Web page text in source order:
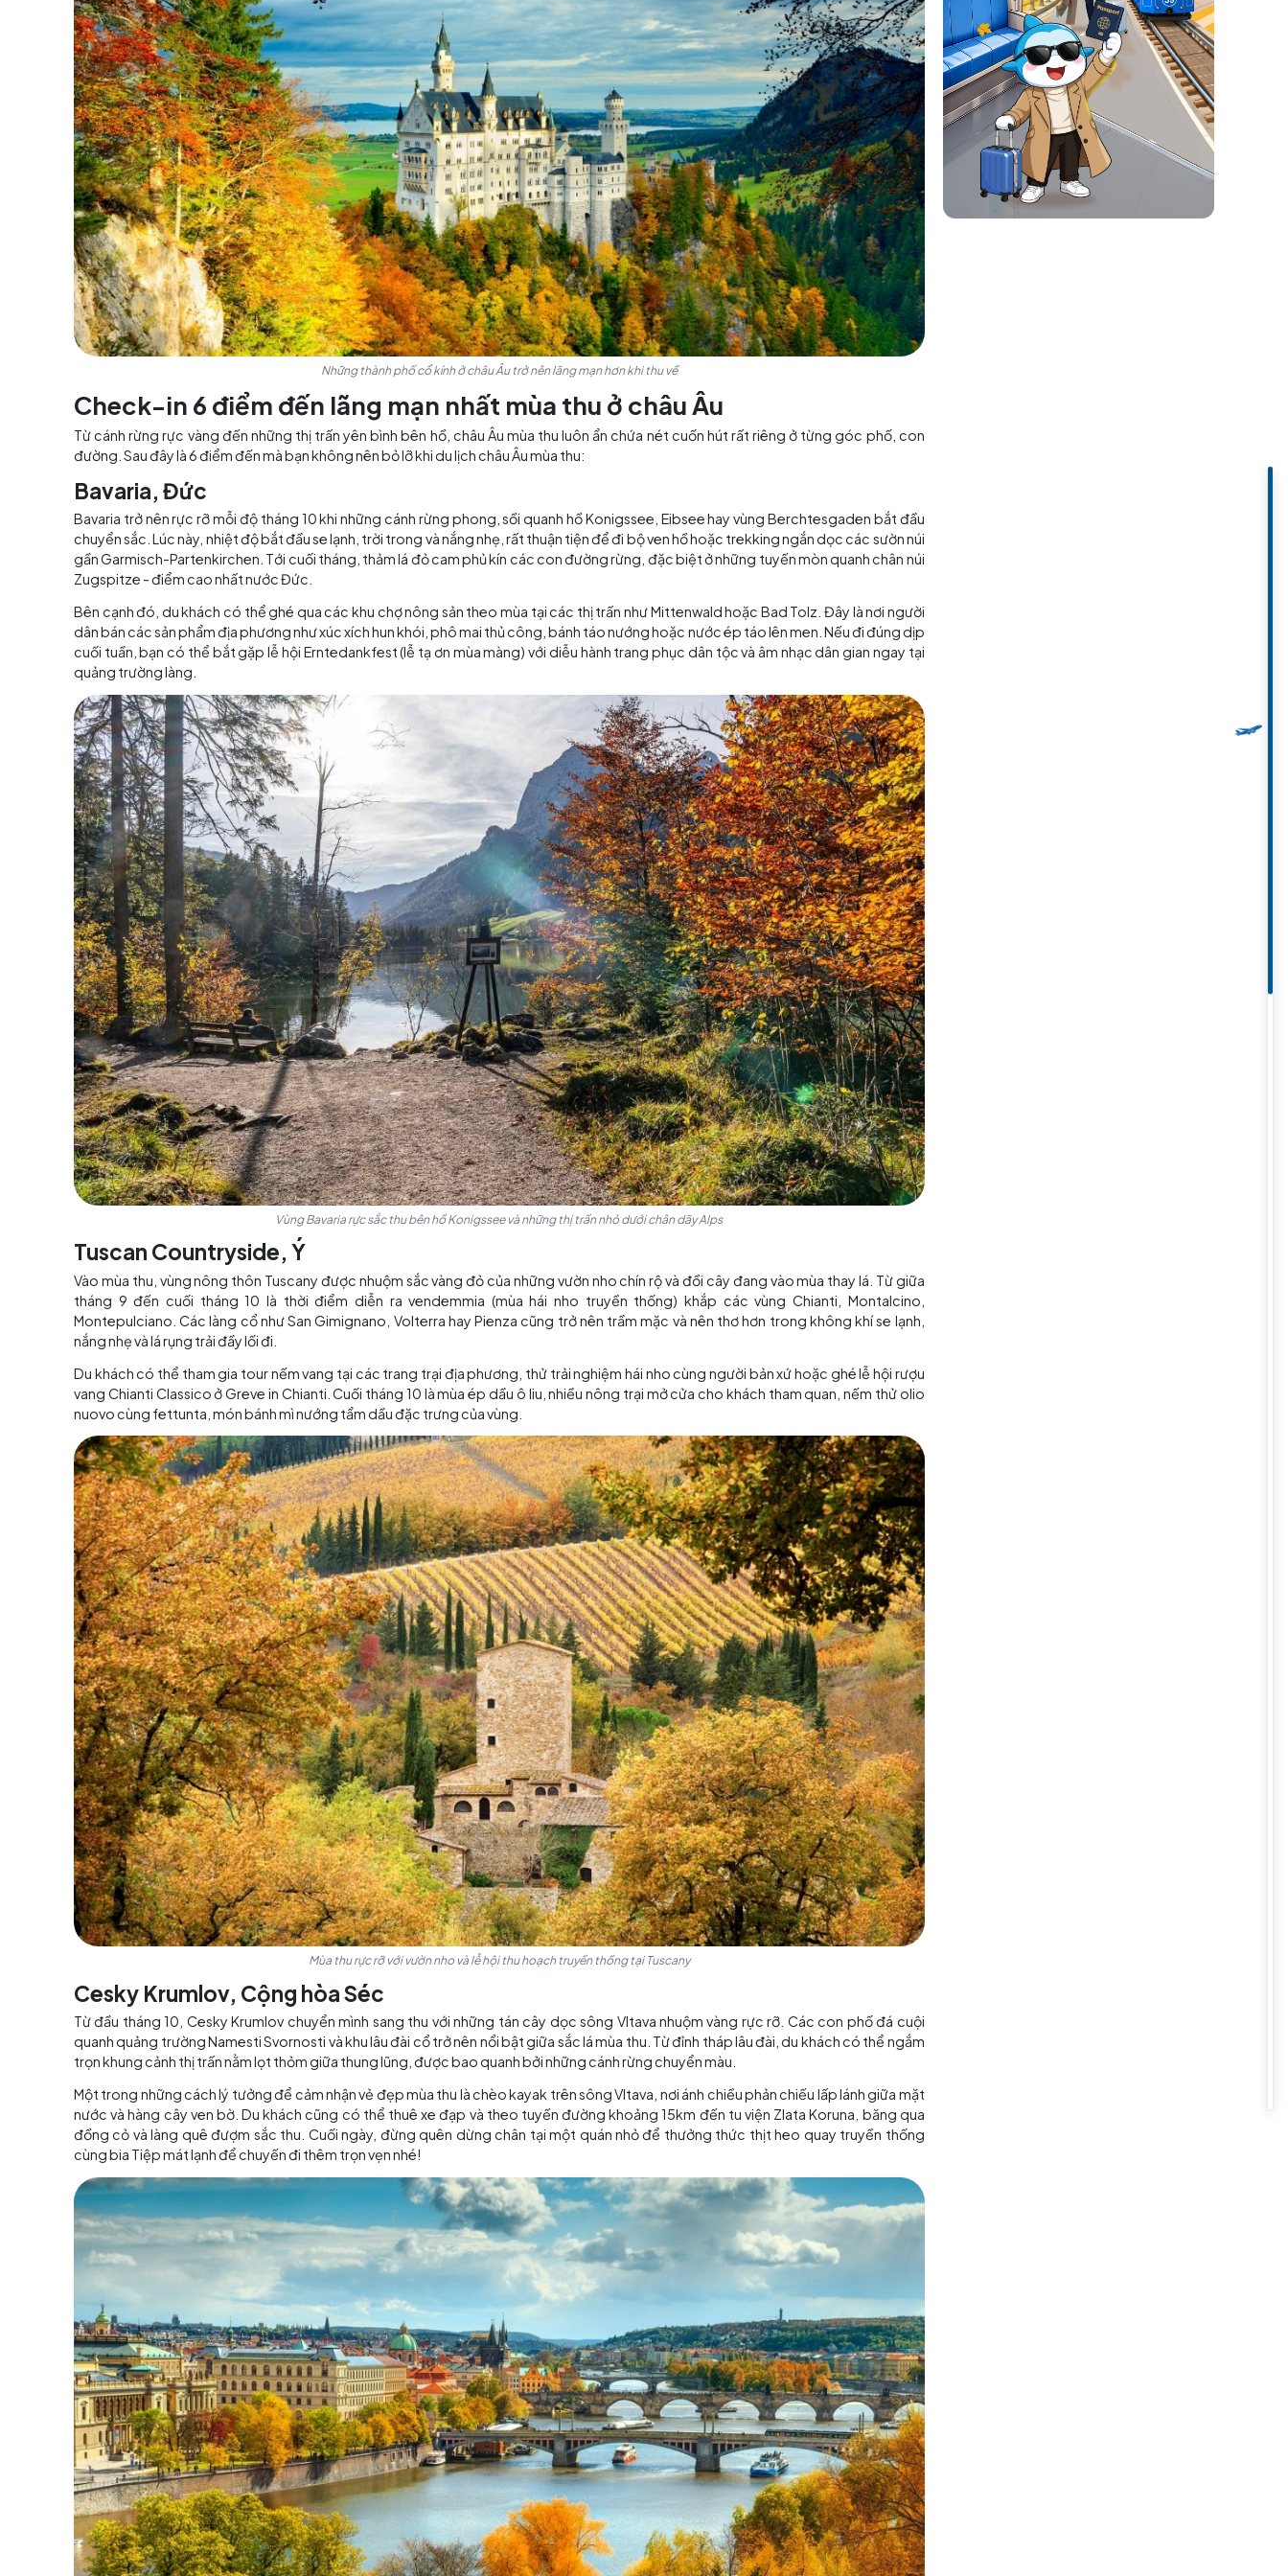
Check-in 6 điểm đến lãng mạn nhất mùa thu ở châu Âu
Từ cánh rừng rực vàng đến những thị trấn yên bình bên hồ, châu Âu mùa thu luôn ẩn chứa nét cuốn hút rất riêng ở từng góc phố, con
đường. Sau đây là 6 điểm đến mà bạn không nên bỏ lỡ khi du lịch châu Âu mùa thu:
Bavaria, Đức
Bavaria trở nên rực rỡ mỗi độ tháng 10 khi những cánh rừng phong, sồi quanh hồ Konigssee, Eibsee hay vùng Berchtesgaden bắt đầu
chuyển sắc. Lúc này, nhiệt độ bắt đầu se lạnh, trời trong và nắng nhẹ, rất thuận tiện để đi bộ ven hồ hoặc trekking ngắn dọc các sườn núi
gần Garmisch-Partenkirchen. Tới cuối tháng, thảm lá đỏ cam phủ kín các con đường rừng, đặc biệt ở những tuyến mòn quanh chân núi
Zugspitze - điểm cao nhất nước Đức.
Bên cạnh đó, du khách có thể ghé qua các khu chợ nông sản theo mùa tại các thị trấn như Mittenwald hoặc Bad Tolz. Đây là nơi người
dân bán các sản phẩm địa phương như xúc xích hun khói, phô mai thủ công, bánh táo nướng hoặc nước ép táo lên men. Nếu đi đúng dịp
cuối tuần, bạn có thể bắt gặp lễ hội Erntedankfest (lễ tạ ơn mùa màng) với diễu hành trang phục dân tộc và âm nhạc dân gian ngay tại
quảng trường làng.
Vùng Bavaria rực sắc thu bên hồ Konigssee và những thị trấn nhỏ dưới chân dãy Alps
Tuscan Countryside, Ý
Vào mùa thu, vùng nông thôn Tuscany được nhuộm sắc vàng đỏ của những vườn nho chín rộ và đồi cây đang vào mùa thay lá. Từ giữa
tháng 9 đến cuối tháng 10 là thời điểm diễn ra vendemmia (mùa hái nho truyền thống) khắp các vùng Chianti, Montalcino,
Montepulciano. Các làng cổ như San Gimignano, Volterra hay Pienza cũng trở nên trầm mặc và nên thơ hơn trong không khí se lạnh,
nắng nhẹ và lá rụng trải đầy lối đi.
Du khách có thể tham gia tour nếm vang tại các trang trại địa phương, thử trải nghiệm hái nho cùng người bản xứ hoặc ghé lễ hội rượu
vang Chianti Classico ở Greve in Chianti. Cuối tháng 10 là mùa ép dầu ô liu, nhiều nông trại mở cửa cho khách tham quan, nếm thử olio
nuovo cùng fettunta, món bánh mì nướng tẩm dầu đặc trưng của vùng.
Mùa thu rực rỡ với vườn nho và lễ hội thu hoạch truyền thống tại Tuscany
Cesky Krumlov, Cộng hòa Séc
Từ đầu tháng 10, Cesky Krumlov chuyển mình sang thu với những tán cây dọc sông Vltava nhuộm vàng rực rỡ. Các con phố đá cuội
quanh quảng trường Namesti Svornosti và khu lâu đài cổ trở nên nổi bật giữa sắc lá mùa thu. Từ đỉnh tháp lâu đài, du khách có thể ngắm